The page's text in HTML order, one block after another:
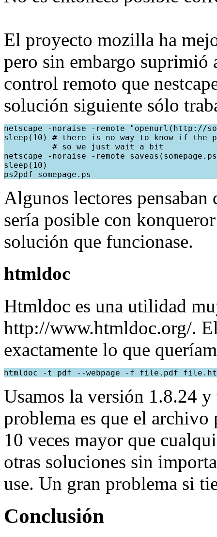
El proyecto mozilla ha
pero sin embargo suprimió
control remoto que
solución siguiente sólo
netscape -noraise -remote "openurl(http://
sleep(10) # there is no way to know if the
          # so we just wait a bit
netscape -noraise -remote
sleep(10)
Algunos lectores
sería posible con
solución que funcionase.
htmldoc
Htmldoc es una utilidad
http://www.htmldoc.org/.
exactamente lo que
Usamos la versión 1.8.24
problema es que el archivo
10 veces mayor que
otras soluciones sin
use. Un gran problema si
Conclusión